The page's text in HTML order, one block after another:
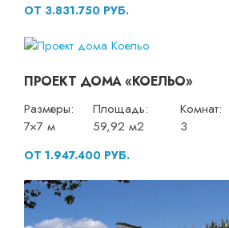
ОТ 3.831.750 РУБ.
ПРОЕКТ ДОМА «КОЕЛЬО»
Размеры:
7×7 м
Площадь:
59,92 м2
Комнат:
3
ОТ 1.947.400 РУБ.